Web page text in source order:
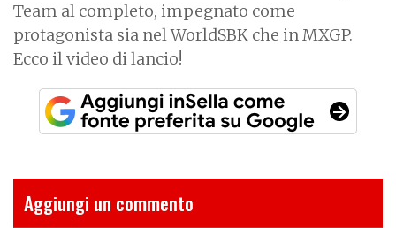
Team al completo, impegnato come
protagonista sia nel WorldSBK che in MXGP.
Ecco il video di lancio!
Aggiungi un commento